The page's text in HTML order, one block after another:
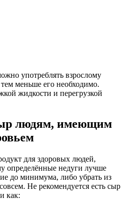
употреблять взрослому
меньше его необходимо.
жидкости и перегрузкой
людям, имеющим
для здоровых людей,
определённые недуги лучше
до минимума, либо убрать из
Не рекомендуется есть сыр
как: